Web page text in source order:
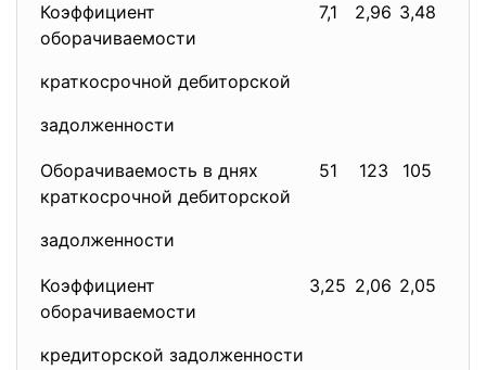
Коэффициент
оборачиваемости
краткосрочной дебиторской
задолженности
7,1 2,96 3,48
Оборачиваемость в днях
краткосрочной дебиторской
задолженности
51 123 105
Коэффициент
оборачиваемости
кредиторской задолженности
3,25 2,06 2,05